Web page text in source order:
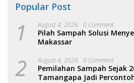
Popular Post
1 August 4, 2026 0 Comment
Pilah Sampah Solusi
Makassar
2 August 4, 2026 0 Comment
Pemilahan Sampah Sejak
Tamangapa Jadi